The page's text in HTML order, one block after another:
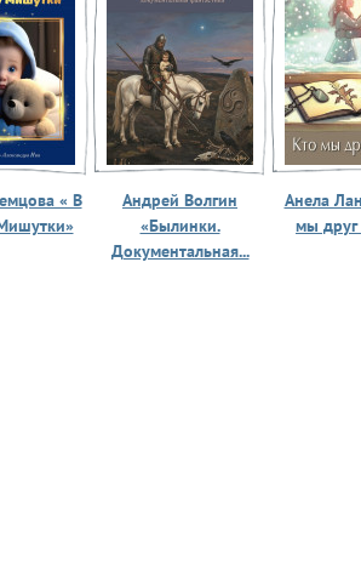
« В
Андрей Волгин
«Былинки.
Документальная...
Анела
мы друг